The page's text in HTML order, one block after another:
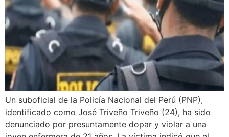
Un suboficial de la Policía Nacional del Perú (PNP),
identificado como José Triveño Triveño (24), ha sido
denunciado por presuntamente dopar y violar a una